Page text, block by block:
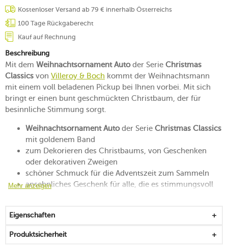
Kostenloser Versand ab 79 € innerhalb Österreichs
100 Tage Rückgaberecht
Kauf auf Rechnung
Beschreibung
Mit dem Weihnachtsornament Autoder Serie Christmas
Classics von Villeroy & Boch kommt der Weihnachtsmann
mit einem voll beladenen Pickup bei Ihnen vorbei. Mit sich
bringt er einen bunt geschmückten Christbaum, der für
besinnliche Stimmung sorgt.
Weihnachtsornament Autoder Serie Christmas Classics
mit goldenem Band
zum Dekorieren des Christbaums, von Geschenken
oder dekorativen Zweigen
schöner Schmuck für die Adventszeit zum Sammeln
ansehnliches Geschenk für alle, die es stimmungsvoll
Premium Porcelain mit hoher Widerstandskraft
von Hand reinigen
Mehr anzeigen
Eigenschaften
Produktsicherheit